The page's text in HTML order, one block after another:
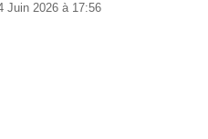
Juin 2026 à 17:56